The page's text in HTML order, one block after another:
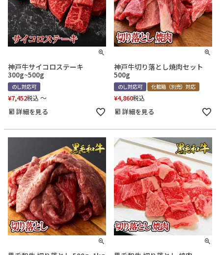
神戸牛サイコロステーキ
300g~500g
のし対応可
¥7,452税込 〜
詳細を見る
神戸牛切り落とし焼肉セット
500g
のし対応可 化粧箱（別売）対応
¥4,860税込
詳細を見る